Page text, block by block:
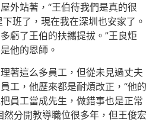
外站著，“王伯待我們是真的很
班了，現在我在深圳也安家了。
虧了王伯的扶攜提拔。”王良炬
他的恩師。
著這么多員工，但從未見過丈夫
工，他歷來都是耐煩改正，“他的
員工當成先生，做錯事也是正常
然分開教導職位很多年，但王俊宏